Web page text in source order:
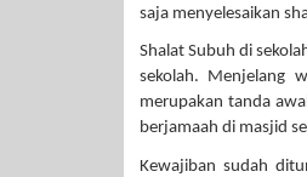
saja menyelesaikan
Shalat Subuh di
sekolah. Menjelang
merupakan tanda
berjamaah di masjid
Kewajiban sudah